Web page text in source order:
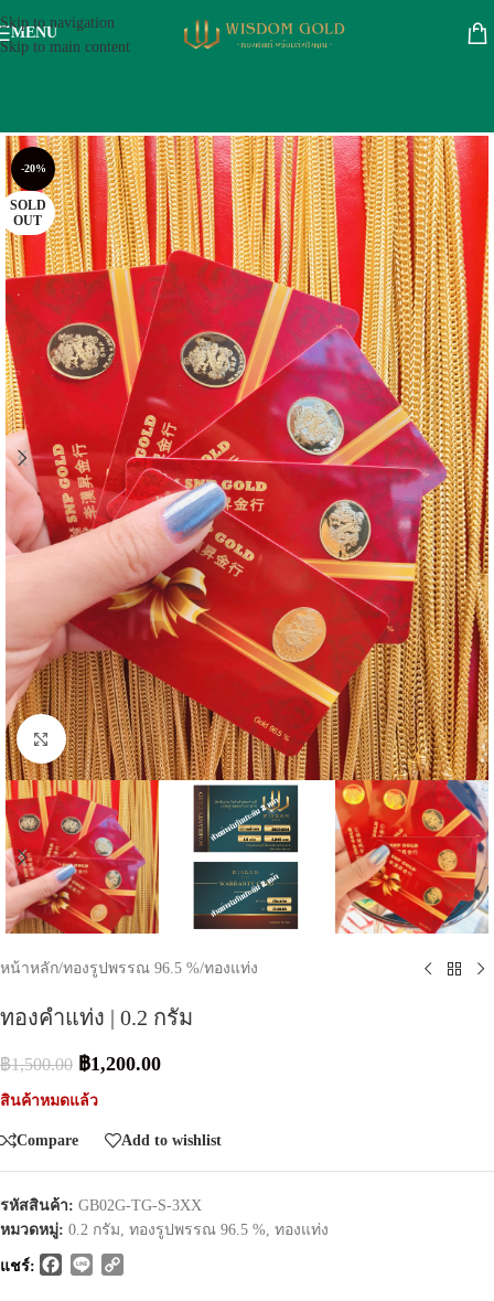
Skip to navigation
Skip to main content
MENU
-20%
SOLD
OUT
Click to enlarge
หน้าหลัก/ทองรูปพรรณ 96.5 %/ทองแท่ง
ทองคำแท่ง | 0.2 กรัม
฿1,500.00 ฿1,200.00
สินค้าหมดแล้ว
Compare Add to wishlist
รหัสสินค้า: GB02G-TG-S-3XX
หมวดหมู่: 0.2 กรัม, ทองรูปพรรณ 96.5 %, ทองแท่ง
แชร์: Facebook
Line